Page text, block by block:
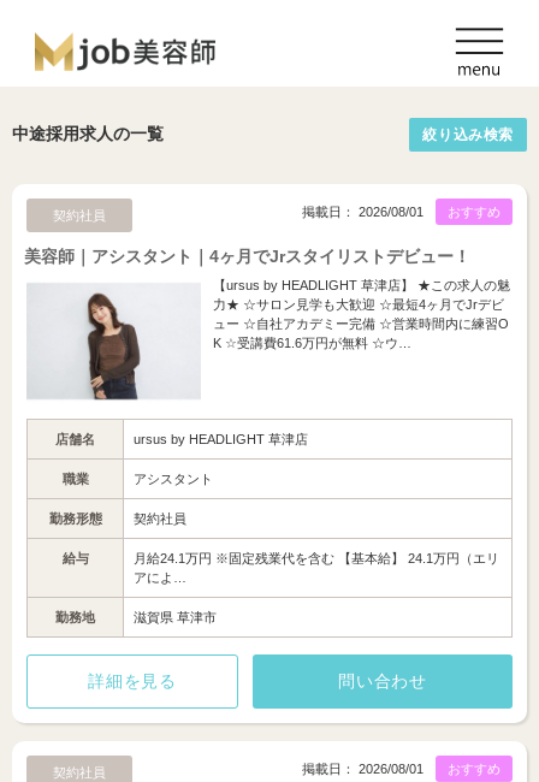
中途採用求人の一覧 絞り込み検索
契約社員 おすすめ
掲載日： 2026/08/01
美容師｜アシスタント｜4ヶ月でJrスタイリストデビュー！
【ursus by HEADLIGHT 草津店】 ★この求人の魅
力★ ☆サロン見学も大歓迎 ☆最短4ヶ月でJrデビ
ュー ☆自社アカデミー完備 ☆営業時間内に練習O
K ☆受講費61.6万円が無料 ☆ウ…
店舗名 ursus by HEADLIGHT 草津店
職業 アシスタント
勤務形態 契約社員
給与
月給24.1万円 ※固定残業代を含む 【基本給】 24.1万円（エリ
アによ…
勤務地 滋賀県 草津市
詳細を見る 問い合わせ
契約社員 おすすめ
掲載日： 2026/08/01